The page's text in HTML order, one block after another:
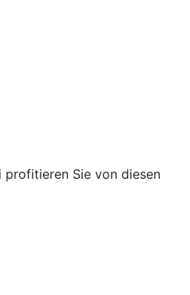
profitieren Sie von diesen